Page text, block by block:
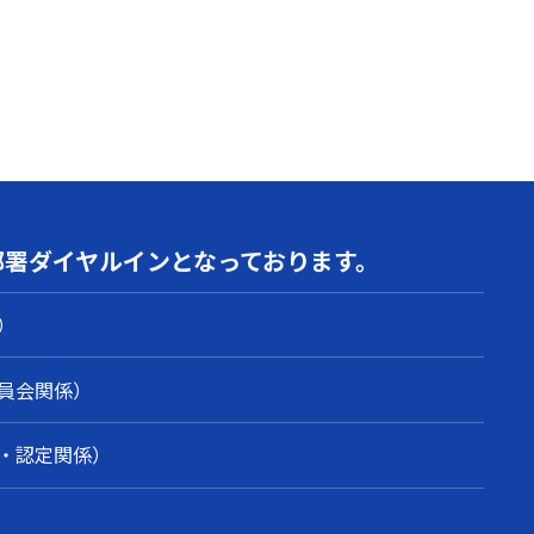
ダイヤルインとなっております。
会関係）
認定関係）